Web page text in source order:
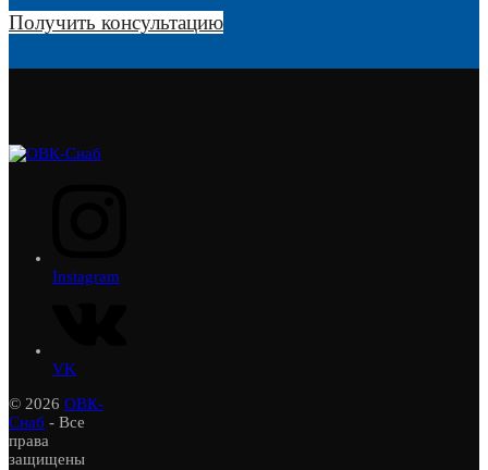
Получить консультацию
Instagram
VK
© 2026 ОВК-
Снаб - Все
права
защищены